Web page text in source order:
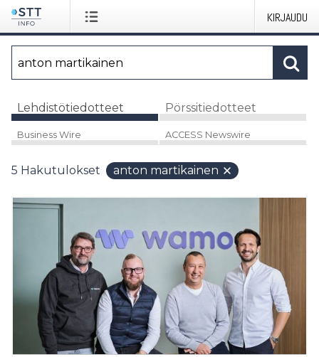
KIRJAUDU
Lehdistötiedotteet Pörssitiedotteet
Business Wire ACCESS Newswire
5 Hakutulokset anton martikainen